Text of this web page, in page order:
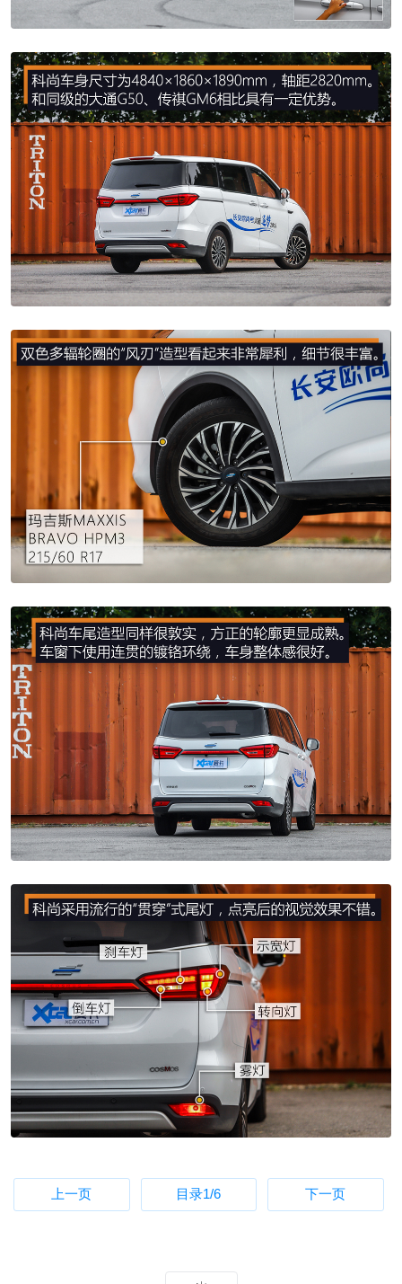
上一页 目录1/6 下一页